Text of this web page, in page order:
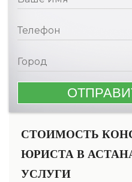
СТОИМОСТЬ
ЮРИСТА В
УСЛУГИ